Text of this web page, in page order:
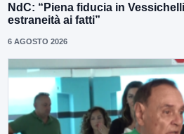
NdC: “Piena fiducia in
estraneità ai fatti”
6 AGOSTO 2026